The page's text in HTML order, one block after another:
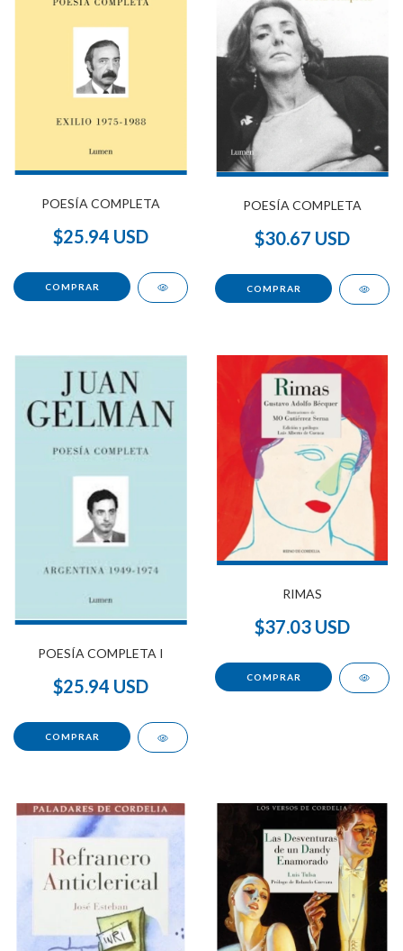
POESÍA COMPLETA
$25.94 USD
POESÍA COMPLETA
$30.67 USD
POESÍA COMPLETA I
$25.94 USD
RIMAS
$37.03 USD